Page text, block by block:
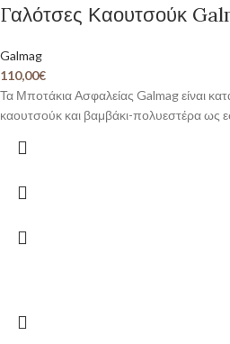
Γαλότσες Καουτσούκ
Galmag
110,00€
Τα Μποτάκια Ασφαλείας Galmag είναι
καουτσούκ και βαμβάκι-πολυεστέρα ως